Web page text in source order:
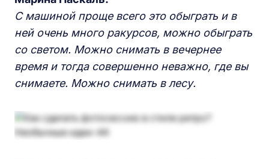
С машиной проще всего это обыграть и в
ней очень много ракурсов, можно обыграть
со светом. Можно снимать в вечернее
время и тогда совершенно неважно, где вы
снимаете. Можно снимать в лесу.